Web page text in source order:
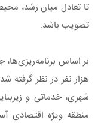
تا تعادل میان رشد،
تصویب باشد.
هزار نفر در نظر
شهری، خدماتی و